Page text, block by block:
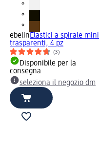
ebelinElastici a spirale mini
trasparenti, 4 pz
(3)
Disponibile per la
consegna
seleziona il negozio dm